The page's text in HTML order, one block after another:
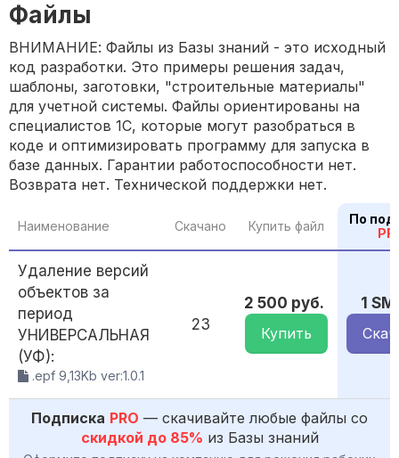
Файлы
ВНИМАНИЕ: Файлы из Базы знаний - это исходный
код разработки. Это примеры решения задач,
шаблоны, заготовки, "строительные материалы"
для учетной системы. Файлы ориентированы на
специалистов 1С, которые могут разобраться в
коде и оптимизировать программу для запуска в
базе данных. Гарантии работоспособности нет.
Возврата нет. Технической поддержки нет.
Наименование Скачано Купить файл
По
Удаление версий
объектов за
период
УНИВЕРСАЛЬНАЯ
(УФ):
.epf 9,13Kb ver:1.0.1
23
2 500 руб.
Купить
1 SM
Подписка PRO — скачивайте любые файлы со
скидкой до 85% из Базы знаний